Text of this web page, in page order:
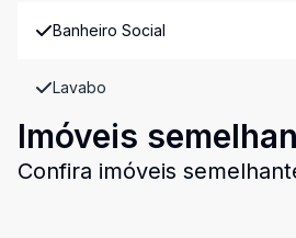
Banheiro Social
Lavabo
Imóveis
Confira imóveis